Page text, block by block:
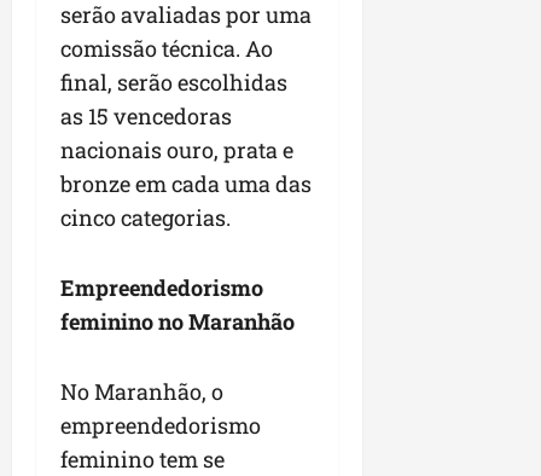
serão avaliadas por uma
comissão técnica. Ao
final, serão escolhidas
as 15 vencedoras
nacionais ouro, prata e
bronze em cada uma das
cinco categorias.
Empreendedorismo
feminino no Maranhão
No Maranhão, o
empreendedorismo
feminino tem se